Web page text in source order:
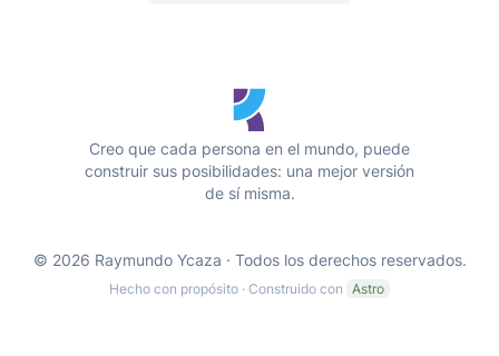
Creo que cada persona en el mundo, puede
construir sus posibilidades: una mejor versión
de sí misma.
© 2026 Raymundo Ycaza · Todos los derechos reservados.
Hecho con propósito · Construido con Astro